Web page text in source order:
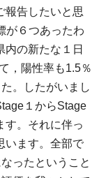
報告したいと思
が６つあったわ
内の新たな１日
，陽性率も1.5％
。したがいまし
１からStage
す。それに伴っ
います。全部で
ったということ